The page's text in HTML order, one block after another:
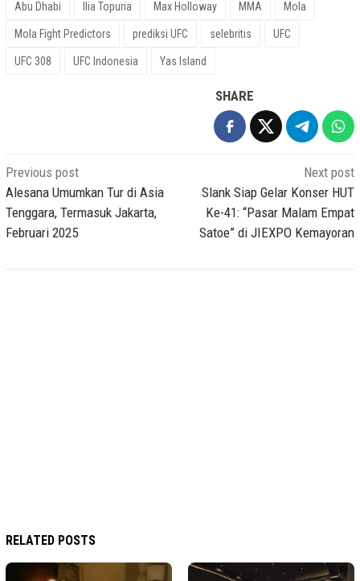
Abu Dhabi Ilia Topuria Max Holloway MMA Mola
Mola Fight Predictors prediksi UFC selebritis UFC
UFC 308 UFC Indonesia Yas Island
SHARE
Post
navigation
Previous post
Alesana Umumkan Tur di Asia
Tenggara, Termasuk Jakarta,
Februari 2025
Next post
Slank Siap Gelar Konser HUT
Ke-41: “Pasar Malam Empat
Satoe” di JIEXPO Kemayoran
RELATED POSTS